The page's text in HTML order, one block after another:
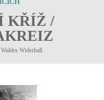
KŘÍŽ /
Widerhall